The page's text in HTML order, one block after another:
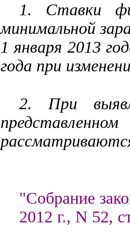
1. Ставки
минимальной
1 января 2013
года при
2. При
"Собрание
2012 г., N 52,